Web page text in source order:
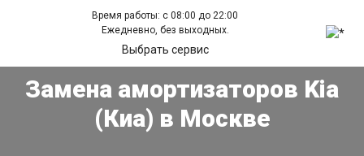
Время работы: с 08:00 до 22:00
Ежедневно, без выходных.
Выбрать сервис
Замена амортизаторов Kia
(Киа) в Москве